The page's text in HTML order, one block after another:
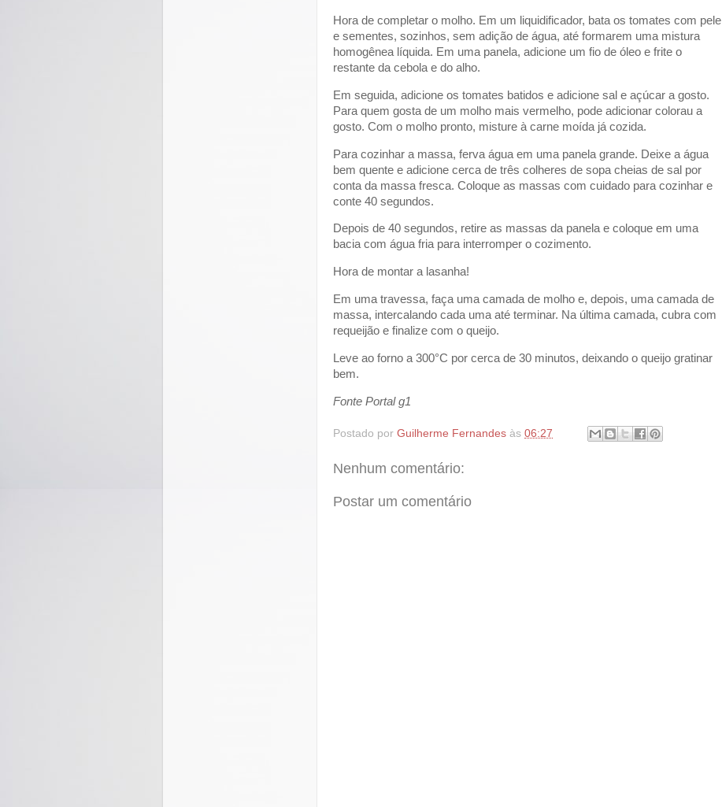
Hora de completar o molho. Em um liquidificador, bata os tomates com pele
e sementes, sozinhos, sem adição de água, até formarem uma mistura
homogênea líquida. Em uma panela, adicione um fio de óleo e frite o
restante da cebola e do alho.
Em seguida, adicione os tomates batidos e adicione sal e açúcar a gosto.
Para quem gosta de um molho mais vermelho, pode adicionar colorau a
gosto. Com o molho pronto, misture à carne moída já cozida.
Para cozinhar a massa, ferva água em uma panela grande. Deixe a água
bem quente e adicione cerca de três colheres de sopa cheias de sal por
conta da massa fresca. Coloque as massas com cuidado para cozinhar e
conte 40 segundos.
Depois de 40 segundos, retire as massas da panela e coloque em uma
bacia com água fria para interromper o cozimento.
Hora de montar a lasanha!
Em uma travessa, faça uma camada de molho e, depois, uma camada de
massa, intercalando cada uma até terminar. Na última camada, cubra com
requeijão e finalize com o queijo.
Leve ao forno a 300°C por cerca de 30 minutos, deixando o queijo gratinar
bem.
Fonte Portal g1
Postado por Guilherme Fernandes às 06:27
Nenhum comentário:
Postar um comentário